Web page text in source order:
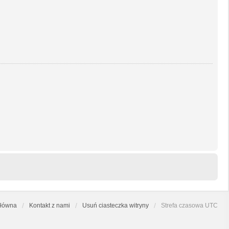
Kontakt z nami Usuń ciasteczka witryny Strefa czasowa UTC